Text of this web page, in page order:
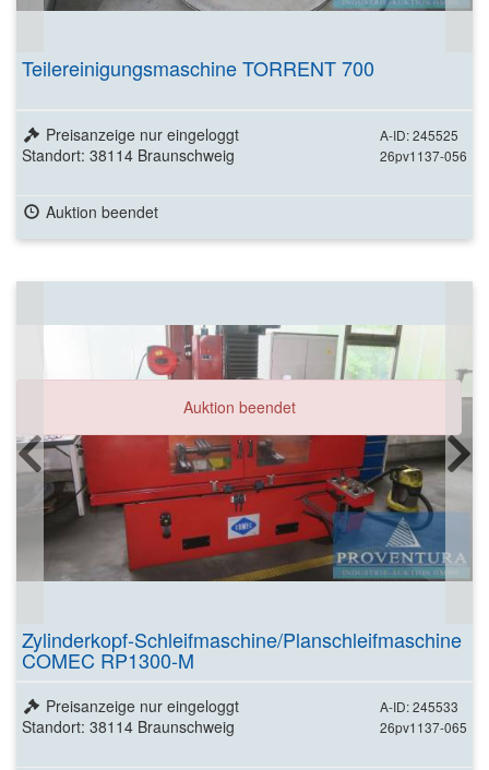
Teilereinigungsmaschine TORRENT 700
A-ID: 245525
26pv1137-056
Preisanzeige nur eingeloggt
Standort: 38114 Braunschweig
Auktion beendet
Auktion beendet
Zylinderkopf-Schleifmaschine/Planschleifmaschine
COMEC RP1300-M
A-ID: 245533
26pv1137-065
Preisanzeige nur eingeloggt
Standort: 38114 Braunschweig